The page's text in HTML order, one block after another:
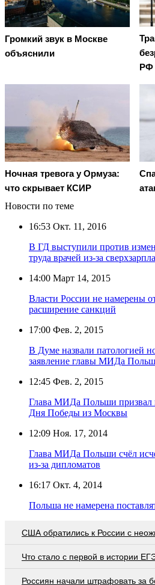
Громкий звук в Москве
объяснили
РФ
Ночная тревога у Ормуза:
что скрывает КСИР
Новости по теме
16:53 Окт. 11, 2016
В ГД выступили против
труда врачей из-за
14:00 Март 14, 2015
Власти России не намерены
расширение санкций
17:00 Фев. 2, 2015
В Думе назвали патологией
заявление главы МИДа
12:45 Фев. 2, 2015
Глава МИДа Польши призвал
Дня Победы из Москвы
12:09 Ноя. 17, 2014
Глава МИДа Польши счёл
из-за дипломатов
16:17 Окт. 4, 2014
Польша не намерена
США обратились к России с
Что стало с первой в истории
Россиян начали штрафовать за